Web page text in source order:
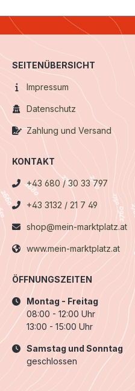
SEITENÜBERSICHT
Impressum
Datenschutz
Zahlung und Versand
KONTAKT
+43 680 / 30 33 797
+43 3132 / 21 7 49
shop@mein-marktplatz.at
www.mein-marktplatz.at
ÖFFNUNGSZEITEN
Montag - Freitag
08:00 - 12:00 Uhr
13:00 - 15:00 Uhr
Samstag und Sonntag
geschlossen